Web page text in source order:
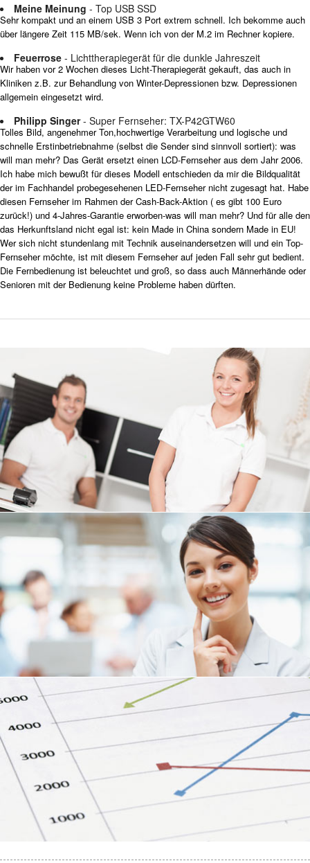
Meine Meinung - Top USB SSD
Sehr kompakt und an einem USB 3 Port extrem schnell. Ich bekomme auch
über längere Zeit 115 MB/sek. Wenn ich von der M.2 im Rechner kopiere.
Feuerrose - Lichttherapiegerät für die dunkle Jahreszeit
Wir haben vor 2 Wochen dieses Licht-Therapiegerät gekauft, das auch in
Kliniken z.B. zur Behandlung von Winter-Depressionen bzw. Depressionen
allgemein eingesetzt wird.
Philipp Singer- Super Fernseher: TX-P42GTW60
Tolles Bild, angenehmer Ton,hochwertige Verarbeitung und logische und
schnelle Erstinbetriebnahme (selbst die Sender sind sinnvoll sortiert): was
will man mehr? Das Gerät ersetzt einen LCD-Fernseher aus dem Jahr 2006.
Ich habe mich bewußt für dieses Modell entschieden da mir die Bildqualität
der im Fachhandel probegesehenen LED-Fernseher nicht zugesagt hat. Habe
diesen Fernseher im Rahmen der Cash-Back-Aktion ( es gibt 100 Euro
zurück!) und 4-Jahres-Garantie erworben-was will man mehr? Und für alle den
das Herkunftsland nicht egal ist: kein Made in China sondern Made in EU!
Wer sich nicht stundenlang mit Technik auseinandersetzen will und ein Top-
Fernseher möchte, ist mit diesem Fernseher auf jeden Fall sehr gut bedient.
Die Fernbedienung ist beleuchtet und groß, so dass auch Männerhände oder
Senioren mit der Bedienung keine Probleme haben dürften.